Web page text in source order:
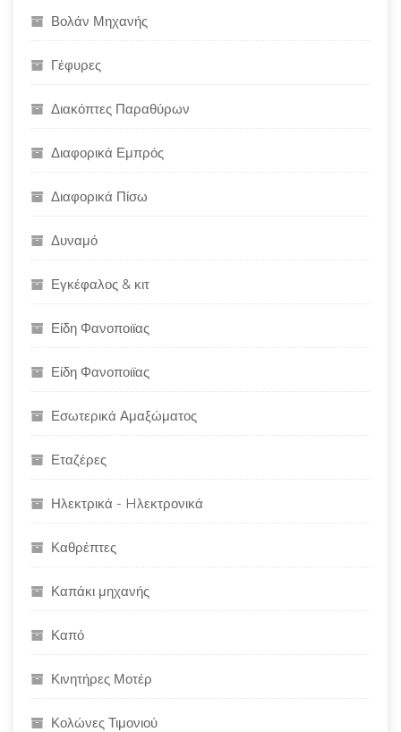
Βολάν Μηχανής
Γέφυρες
Διακόπτες Παραθύρων
Διαφορικά Εμπρός
Διαφορικά Πίσω
Δυναμό
Εγκέφαλος & κιτ
Είδη Φανοποιϊας
Είδη Φανοποιϊας
Εσωτερικά Αμαξώματος
Εταζέρες
Ηλεκτρικά - Hλεκτρονικά
Καθρέπτες
Καπάκι μηχανής
Καπό
Κινητήρες Μοτέρ
Κολώνες Τιμονιού